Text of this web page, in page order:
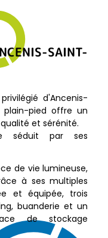
SAINT-
d'Ancenis-
plain-pied offre un
et sérénité.
séduit par ses
de vie lumineuse,
à ses multiples
et équipée, trois
buanderie et un
de stockage